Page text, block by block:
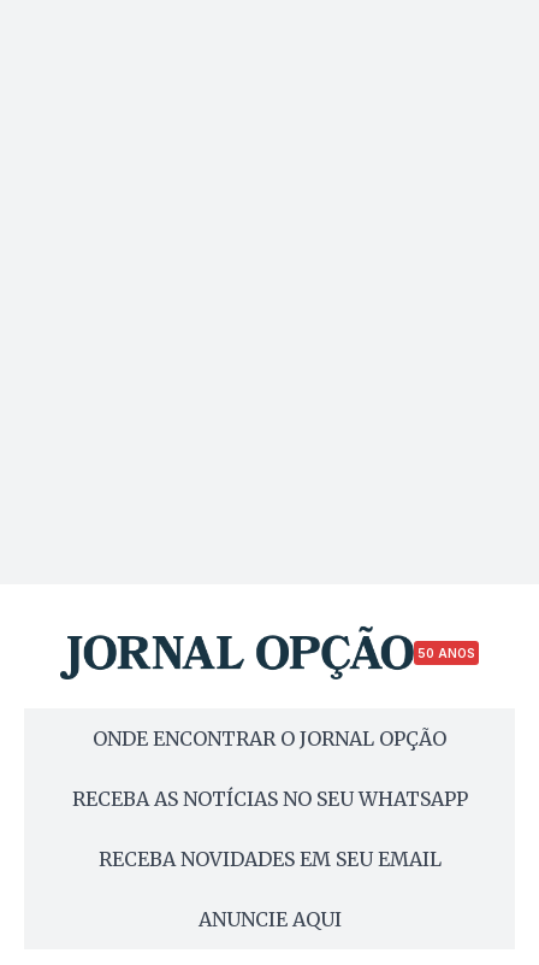
50 ANOS
ONDE ENCONTRAR O JORNAL OPÇÃO
RECEBA AS NOTÍCIAS NO SEU WHATSAPP
RECEBA NOVIDADES EM SEU EMAIL
ANUNCIE AQUI